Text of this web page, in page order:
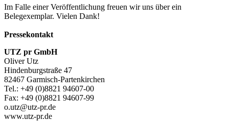
Im Falle einer Veröffentlichung freuen wir uns über ein
Belegexemplar. Vielen Dank!
Pressekontakt
UTZ pr GmbH
Oliver Utz
Hindenburgstraße 47
82467 Garmisch-Partenkirchen
Tel.: +49 (0)8821 94607-00
Fax: +49 (0)8821 94607-99
o.utz@utz-pr.de
www.utz-pr.de